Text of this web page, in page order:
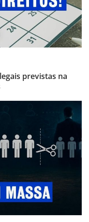
previstas na